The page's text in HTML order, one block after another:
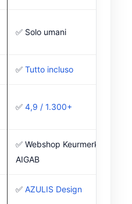
✅ Solo umani
✅ Tutto incluso
✅ 4,9 / 1.300+
✅ Webshop Keurmerk +
AIGAB
✅ AZULIS Design